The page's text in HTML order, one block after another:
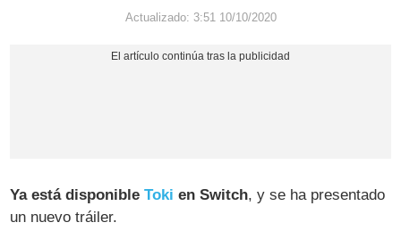
Actualizado: 3:51 10/10/2020
Ya está disponibleToki en Switch, y se ha presentado
un nuevo tráiler.